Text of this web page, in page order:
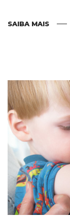
SAIBA MAIS